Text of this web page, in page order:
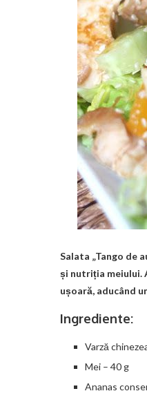
Salata „Tango de
și nutriția meiului.
ușoară, aducând
Ingrediente:
Varză
Mei – 40 g
Ananas